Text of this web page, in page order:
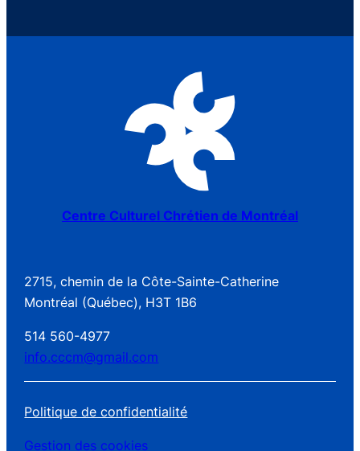
Centre Culturel Chrétien de Montréal
2715, chemin de la Côte-Sainte-Catherine
Montréal (Québec), H3T 1B6
514 560-4977
info.cccm@gmail.com
Politique de confidentialité
Gestion des cookies